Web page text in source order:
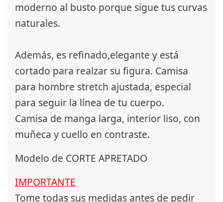
moderno al busto porque sigue tus curvas
naturales.
Además, es refinado,elegante y está
cortado para realzar su figura. Camisa
para hombre stretch ajustada, especial
para seguir la línea de tu cuerpo.
Camisa de manga larga, interior liso, con
muñeca y cuello en contraste.
Modelo de CORTE APRETADO
IMPORTANTE
Tome todas sus medidas antes de pedir